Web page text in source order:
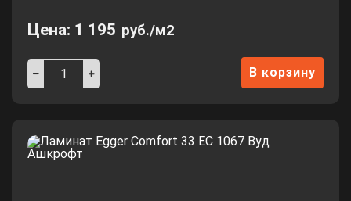
Цена: 1 195 руб./м2
В корзину